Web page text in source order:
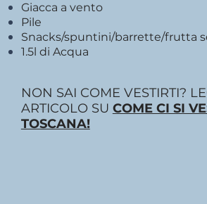
Giacca a vento
Pile
Snacks/spuntini/barrette/frutta
1.5l di Acqua
NON SAI COME VESTIRTI?
ARTICOLO SU COME CI SI
TOSCANA!